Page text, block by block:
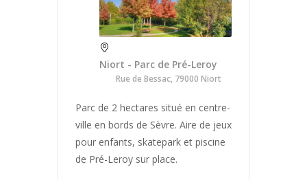
Niort - Parc de Pré-Leroy
Rue de Bessac, 79000 Niort
Parc de 2 hectares situé en centre-
ville en bords de Sèvre. Aire de jeux
pour enfants, skatepark et piscine
de Pré-Leroy sur place.